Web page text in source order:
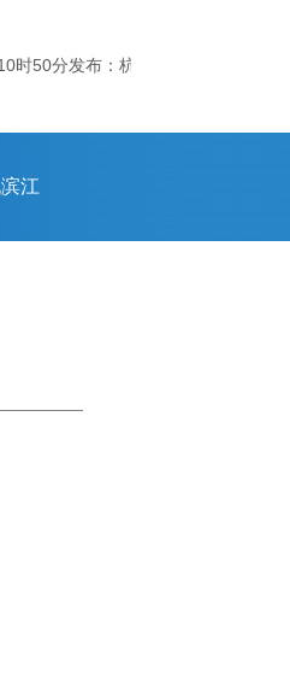
分发布：杭州市气象台8月7日10时
江